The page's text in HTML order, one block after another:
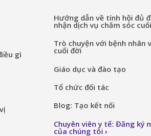
gì
Hướng dẫn về tính hội đủ
nhận dịch vụ chăm sóc
Trò chuyện với bệnh nhân
cuối đời
Giáo dục và đào tạo
Tổ chức đối tác
Blog: Tạo kết nối
Chuyên viên y tế: Đăng ký
của chúng tôi